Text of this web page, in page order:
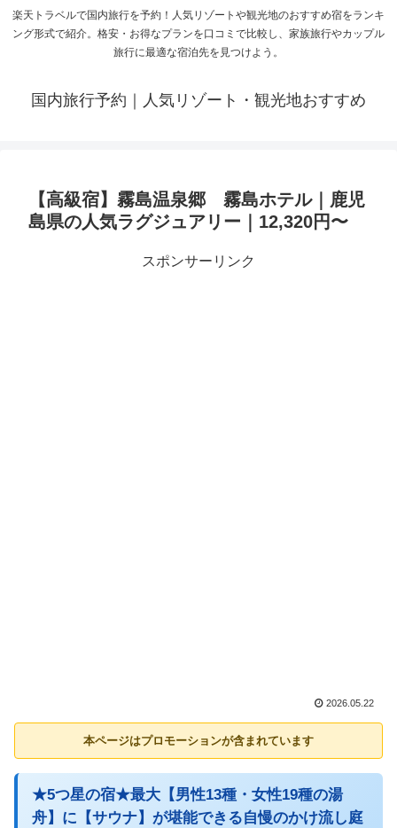
楽天トラベルで国内旅行を予約！人気リゾートや観光地のおすすめ宿をランキ
ング形式で紹介。格安・お得なプランを口コミで比較し、家族旅行やカップル
旅行に最適な宿泊先を見つけよう。
国内旅行予約｜人気リゾート・観光地おすすめ
【高級宿】霧島温泉郷 霧島ホテル｜鹿児
島県の人気ラグジュアリー｜12,320円〜
スポンサーリンク
2026.05.22
本ページはプロモーションが含まれています
★5つ星の宿★最大【男性13種・女性19種の湯
舟】に【サウナ】が堪能できる自慢のかけ流し庭